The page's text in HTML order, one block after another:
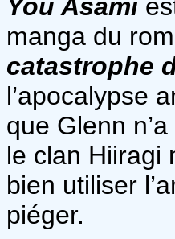
You Asami
manga du
catastrophe
l’apocalypse
que Glenn
le clan Hiiragi
bien utiliser
piéger.